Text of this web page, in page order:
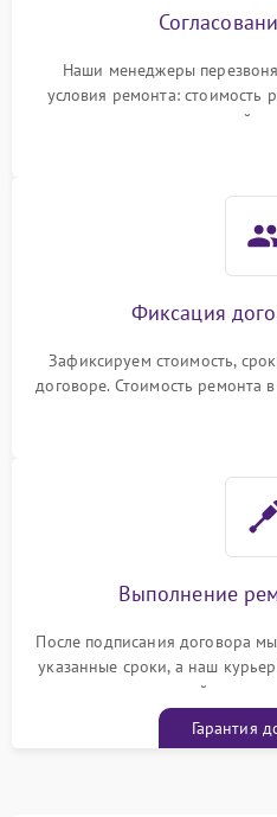
Наши менеджеры
условия ремонта: стоимость
Фиксация
Зафиксируем стоимость,
договоре. Стоимость ремонта
Выполнение
После подписания договора
указанные сроки, а наш
гарантийным
Гарантия